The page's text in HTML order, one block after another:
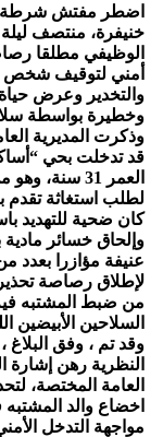
اضطر مفتش شرطة
الوظيفي مطلقا
أمني لتوقيف شخص
والتخدير وعرض
وخطيرة بواسطة
وذكرت المديرية
قد تدخلت بحي
العمر 31
كان ضحية للتهديد
وإلحاق خسائر مادية
عنيفة مؤازرا
لإطلاق رصاصة
من ضبط المشتبه
السلاحين الأبيضين
وقد تم ، وفق البلاغ
النظرية رهن إشارة
العامة المختصة،
اخضاع والد
مواجهة التدخل